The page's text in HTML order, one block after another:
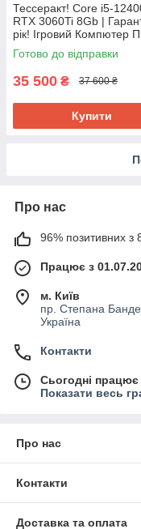
Тессеракт! Core i5-
RTX 3060Ti 8Gb |
рік! Ігровий Компютер
Магазин CyberCat
Готово до відправки
35 500 ₴ 37 600 ₴
Купити
Про нас
96% позитивних з
Працює з
м. Київ
пр. Степана
Україна
Контакти
Сьогодні
Показати весь
Про нас
Контакти
Доставка та оплата